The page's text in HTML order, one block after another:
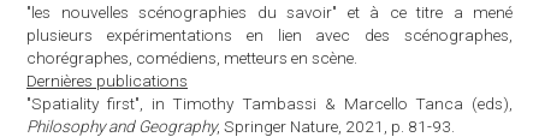
"les nouvelles scénographies du savoir" et à ce titre a mené
plusieurs expérimentations en lien avec des scénographes,
chorégraphes, comédiens, metteurs en scène.
Dernières publications
"Spatiality first", in Timothy Tambassi & Marcello Tanca (eds),
Philosophy and Geography, Springer Nature, 2021, p. 81-93.